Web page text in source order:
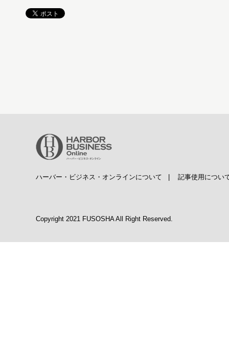
ハーバー・ビジネス・オンラインについて 記事使用につい
Copyright 2021 FUSOSHA All Right Reserved.